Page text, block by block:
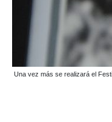
Una vez más se realizará el